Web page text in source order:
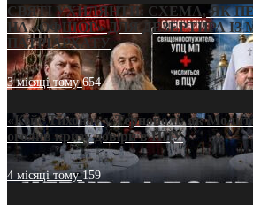
СВЯТІ УХИЛЯНТИ: СХЕМА, ЯК
НА «ОФШОР» ДЛЯ ДЕЗЕРТИРА
ПАТРІАРХАТУ
3 місяці тому654
«Кейс Тихона» у Тернополі: як
оголив кризу довіри в ПЦУ
4 місяці тому159